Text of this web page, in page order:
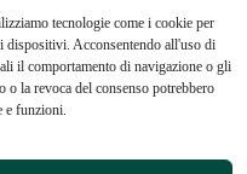
tecnologie come i cookie per
dispositivi. Acconsentendo all'uso di
il comportamento di navigazione o gli
la revoca del consenso potrebbero
e funzioni.